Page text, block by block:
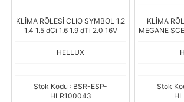
KLİMA RÖLESİ CLIO SYMBOL 1.2
1.4 1.5 dCi 1.6 1.9 dTi 2.0 16V
HELLUX
Stok Kodu : BSR-ESP-
HLR100043
KLİMA
MEGANE
Stok